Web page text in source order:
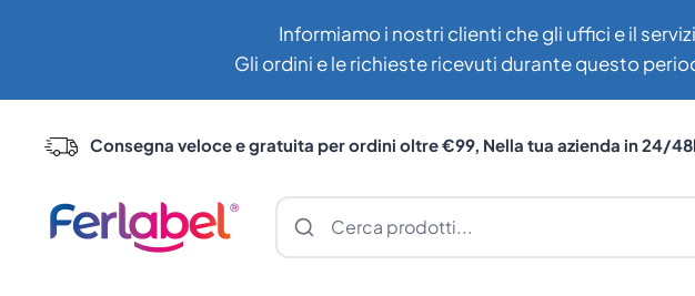
Informiamo i nostri clienti che gli uffici e il
Gli ordini e le richieste ricevuti durante questo
Consegna veloce e gratuita per ordini oltre €99, Nella tua azienda in 24/